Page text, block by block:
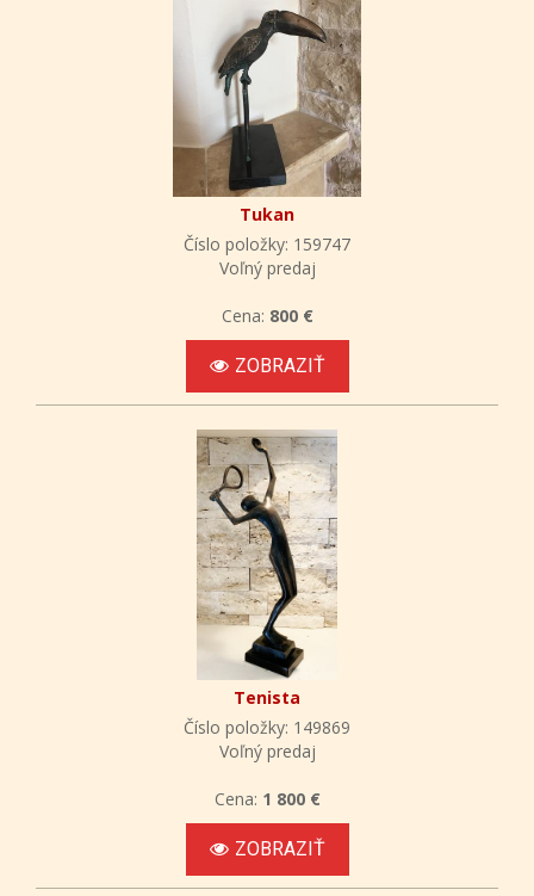
Tukan
Číslo položky: 159747
Voľný predaj
Cena: 800 €
ZOBRAZIŤ
Tenista
Číslo položky: 149869
Voľný predaj
Cena: 1 800 €
ZOBRAZIŤ